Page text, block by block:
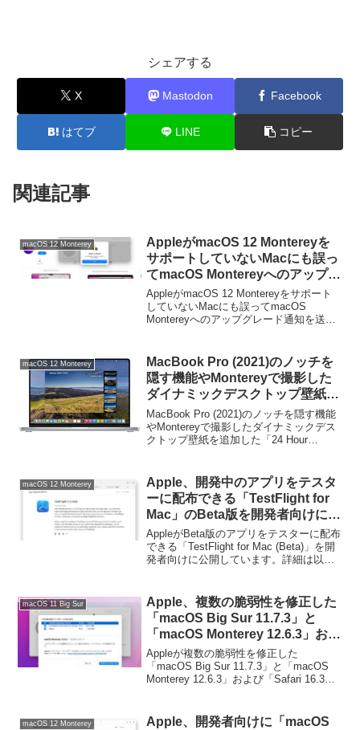
シェアする
X Mastodon Facebook
はてブ LINE コピー
関連記事
macOS 12 Monterey
AppleがmacOS 12 Montereyを
サポートしていないMacにも誤っ
てmacOS Montereyへのアップグ
レード通知を送っているもよう。
AppleがmacOS 12 Montereyをサポート
していないMacにも誤ってmacOS
Montereyへのアップグレード通知を送っ
macOS 12 Monterey
MacBook Pro (2021)のノッチを
隠す機能やMontereyで撮影した
ダイナミックデスクトップ壁紙を
追加した「24 Hour Wallpaper
5.0」がリリース。
MacBook Pro (2021)のノッチを隠す機能
やMontereyで撮影したダイナミックデス
クトップ壁紙を追加した「24 Hour
macOS 12 Monterey
Apple、開発中のアプリをテスタ
ーに配布できる「TestFlight for
Mac」のBeta版を開発者向けに公
開。
AppleがBeta版のアプリをテスターに配布
できる「TestFlight for Mac (Beta)」を開
発者向けに公開しています。詳細は以下
macOS 11 Big Sur
Apple、複数の脆弱性を修正した
「macOS Big Sur 11.7.3」と
「macOS Monterey 12.6.3」およ
び「Safari 16.3」をリリース。
Appleが複数の脆弱性を修正した
「macOS Big Sur 11.7.3」と「macOS
Monterey 12.6.3」および「Safari 16.3」
macOS 12 Monterey
Apple、開発者向けに「macOS